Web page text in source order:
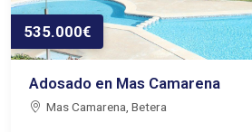
535.000€
Adosado en Mas Camarena
Mas Camarena, Betera